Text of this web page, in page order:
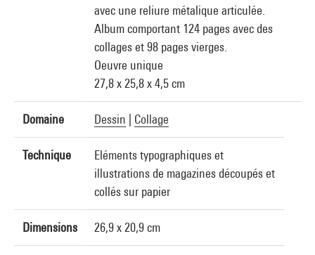
avec une reliure métalique articulée.
Album comportant 124 pages avec des
collages et 98 pages vierges.
Oeuvre unique
27,8 x 25,8 x 4,5 cm
Domaine Dessin Collage
Technique
Eléments typographiques et
illustrations de magazines découpés et
collés sur papier
Dimensions 26,9 x 20,9 cm